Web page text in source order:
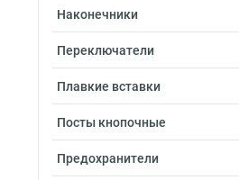
Наконечники
Переключатели
Плавкие вставки
Посты кнопочные
Предохранители